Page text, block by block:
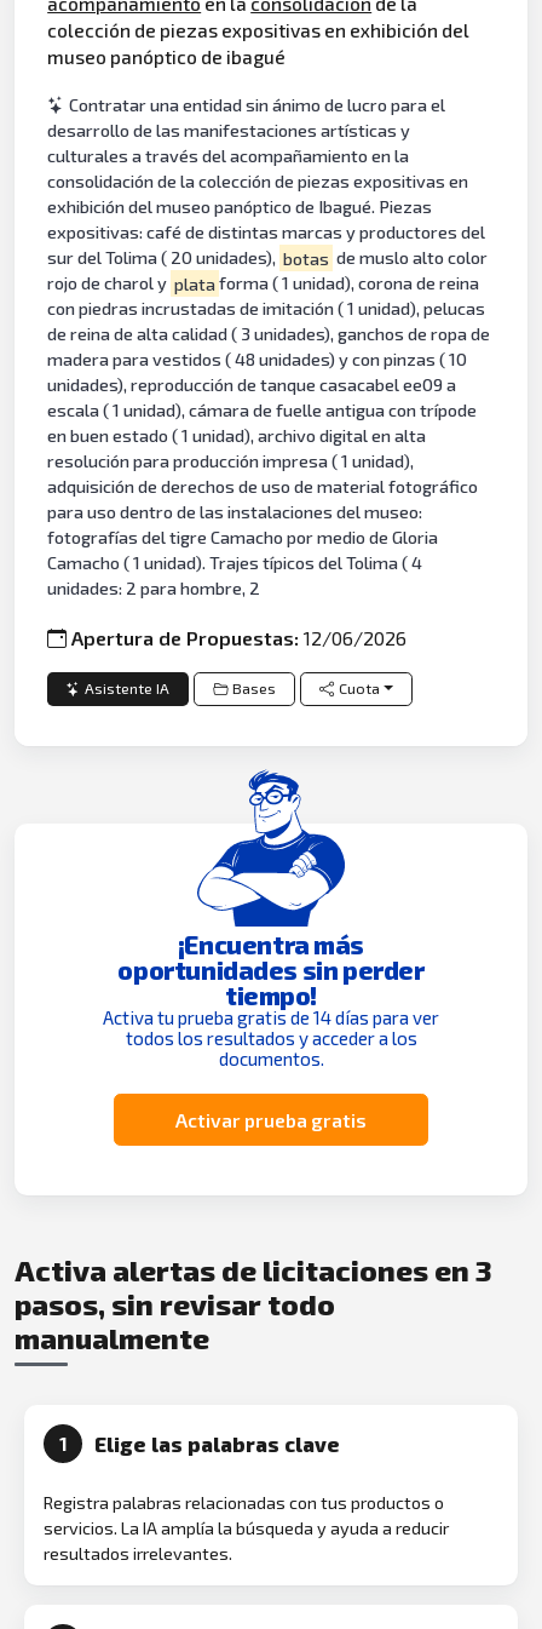
colección de piezas expositivas en exhibición del
museo panóptico de ibagué
Contratar una entidad sin ánimo de lucro para el
desarrollo de las manifestaciones artísticas y
culturales a través del acompañamiento en la
consolidación de la colección de piezas expositivas en
exhibición del museo panóptico de Ibagué. Piezas
expositivas: café de distintas marcas y productores del
sur del Tolima ( 20 unidades), botas de muslo alto color
rojo de charol y plataforma ( 1 unidad), corona de reina
con piedras incrustadas de imitación ( 1 unidad), pelucas
de reina de alta calidad ( 3 unidades), ganchos de ropa de
madera para vestidos ( 48 unidades) y con pinzas ( 10
unidades), reproducción de tanque casacabel ee09 a
escala ( 1 unidad), cámara de fuelle antigua con trípode
en buen estado ( 1 unidad), archivo digital en alta
resolución para producción impresa ( 1 unidad),
adquisición de derechos de uso de material fotográfico
para uso dentro de las instalaciones del museo:
fotografías del tigre Camacho por medio de Gloria
Camacho ( 1 unidad). Trajes típicos del Tolima ( 4
unidades: 2 para hombre, 2
Apertura de Propuestas:12/06/2026
Asistente IA Bases Cuota
¡Encuentra más
oportunidades sin perder
tiempo!
Activa tu prueba gratis de 14 días para ver
todos los resultados y acceder a los
documentos.
Activar prueba gratis
Activa alertas de licitaciones en 3
pasos, sin revisar todo
manualmente
1 Elige las palabras clave
Registra palabras relacionadas con tus productos o
servicios. La IA amplía la búsqueda y ayuda a reducir
resultados irrelevantes.